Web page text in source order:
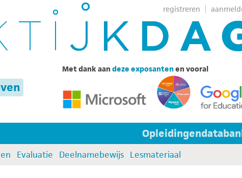
registreren
Met dank aan deze exposantenen vooral
Evaluatie Deelnamebewijs Lesmateriaal